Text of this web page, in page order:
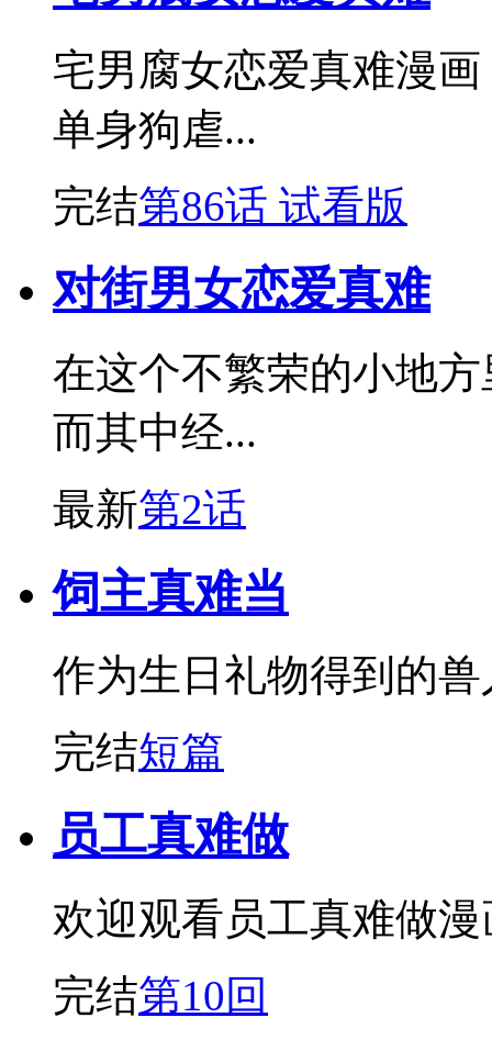
宅男腐女恋爱真难漫
单身狗虐...
完结第86话 试看版
对街男女恋爱真难
在这个不繁荣的小地
而其中经...
最新第2话
饲主真难当
作为生日礼物得到的
完结短篇
员工真难做
欢迎观看员工真难做漫
完结第10回